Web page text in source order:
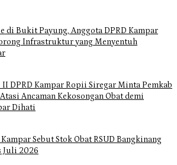
di Bukit Payung, Anggota DPRD Kampar
Infrastruktur yang Menyentuh
DPRD Kampar Ropii Siregar Minta Pemkab
Ancaman Kekosongan Obat demi
Dihati
Sebut Stok Obat RSUD Bangkinang
Juli 2026